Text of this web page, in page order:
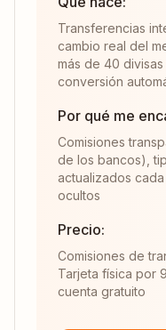
Transferencias
cambio real del
más de 40
conversión
Por qué me
Comisiones
de los bancos),
actualizados
ocultos
Precio:
Comisiones de
Tarjeta física por
cuenta gratuito